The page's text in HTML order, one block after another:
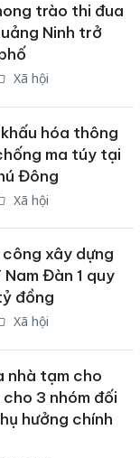
trào thi đua
Ninh trở
Xã hội
khấu hóa thông
ma túy tại
Đông
Xã hội
công xây dựng
Đàn 1 quy
đồng
Xã hội
nhà tạm cho
3 nhóm đối
hưởng chính